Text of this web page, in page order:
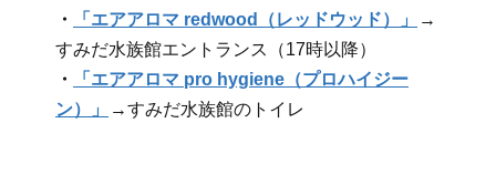
・
「エアアロマ redwood（レッドウッド）」
→
すみだ水族館エントランス（17時以降）
・
「エアアロマ pro hygiene（プロハイジー
ン）」
→すみだ水族館のトイレ